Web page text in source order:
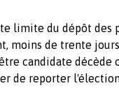
limite du dépôt des
moins de trente
candidate décède
de reporter